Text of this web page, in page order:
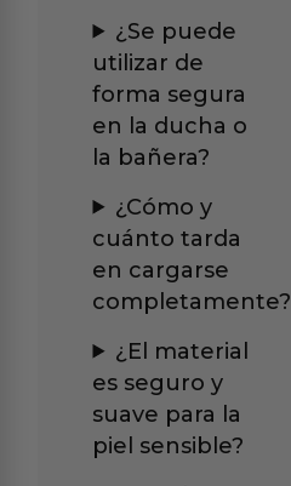
¿Se puede
utilizar de
forma segura
en la ducha o
la bañera?
¿Cómo y
cuánto tarda
en cargarse
completamente?
¿El material
es seguro y
suave para la
piel sensible?